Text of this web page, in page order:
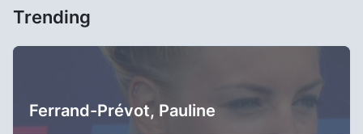
Trending
Ferrand-Prévot, Pauline